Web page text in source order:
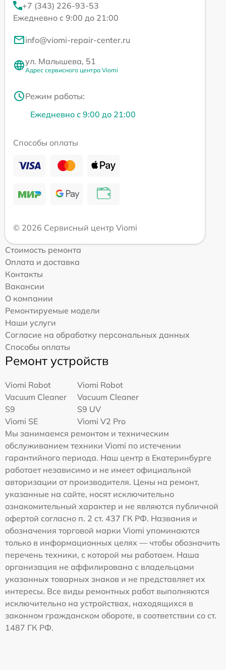
+7 (343) 226-93-53
Ежедневно с 9:00 до 21:00
info@viomi-repair-center.ru
ул. Малышева, 51
Адрес сервисного центра Viomi
Режим работы:
Ежедневно с 9:00 до 21:00
Способы оплаты
© 2026 Сервисный центр Viomi
Стоимость ремонта
Оплата и доставка
Контакты
Вакансии
О компании
Ремонтируемые модели
Наши услуги
Согласие на обработку персональных данных
Способы оплаты
Ремонт устройств
Viomi Robot
Vacuum Cleaner
S9
Viomi Robot
Vacuum Cleaner
S9 UV
Viomi SE
Viomi V2 Pro
Мы занимаемся ремонтом и техническим
обслуживанием техники Viomi по истечении
гарантийного периода. Наш центр в Екатеринбурге
работает независимо и не имеет официальной
авторизации от производителя. Цены на ремонт,
указанные на сайте, носят исключительно
ознакомительный характер и не являются публичной
офертой согласно п. 2 ст. 437 ГК РФ. Названия и
обозначения торговой марки Viomi упоминаются
только в информационных целях — чтобы обозначить
перечень техники, с которой мы работаем. Наша
организация не аффилирована с владельцами
указанных товарных знаков и не представляет их
интересы. Все виды ремонтных работ выполняются
исключительно на устройствах, находящихся в
законном гражданском обороте, в соответствии со ст.
1487 ГК РФ.